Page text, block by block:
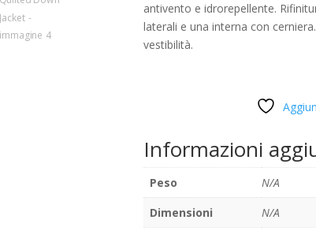
antivento e idrorepellente.
laterali e una interna con
vestibilità.
Informazioni
Peso
N/A
Dimensioni
N/A